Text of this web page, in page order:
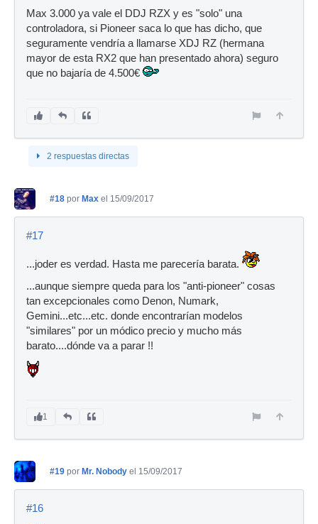
Max 3.000 ya vale el DDJ RZX y es "solo" una
controladora, si Pioneer saca lo que has dicho, que
seguramente vendría a llamarse XDJ RZ (hermana
mayor de esta RX2 que han presentado ahora) seguro
que no bajaría de 4.500€
2 respuestas directas
#18 por Max el 15/09/2017
#17
...joder es verdad. Hasta me parecería barata.
...aunque siempre queda para los "anti-pioneer" cosas
tan excepcionales como Denon, Numark,
Gemini...etc...etc. donde encontrarían modelos
"similares" por un módico precio y mucho más
barato....dónde va a parar !!
1
#19 por Mr. Nobody el 15/09/2017
#16